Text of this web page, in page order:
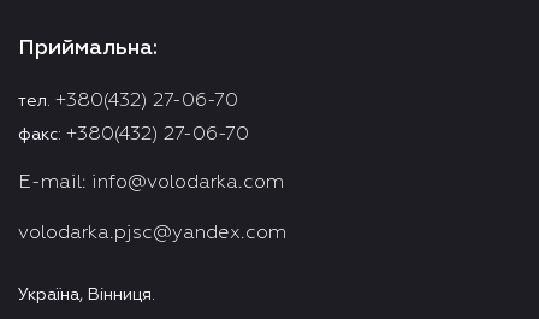
Приймальна:
тел. +380(432) 27-06-70
факс: +380(432) 27-06-70
E-mail: info@volodarka.com
volodarka.pjsc@yandex.com
Україна, Вінниця.